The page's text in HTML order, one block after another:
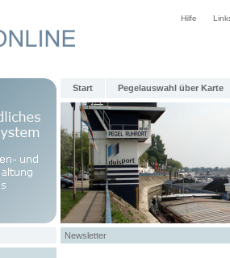
Hilfe
Start Pegelauswahl über Karte
Newsletter